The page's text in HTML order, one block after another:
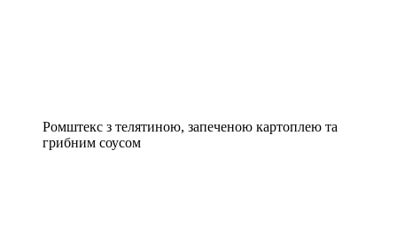
Ромштекс з телятиною, запеченою картоплею та
грибним соусом